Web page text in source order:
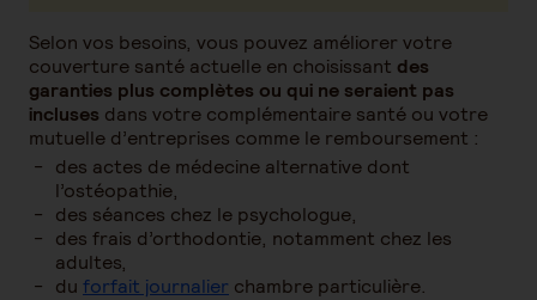
Selon vos besoins, vous pouvez améliorer votre
couverture santé actuelle en choisissant des
garanties plus complètes ou qui ne seraient pas
incluses dans votre complémentaire santé ou votre
mutuelle d’entreprises comme le remboursement :
des actes de médecine alternative dont
l’ostéopathie,
des séances chez le psychologue,
des frais d’orthodontie, notamment chez les
adultes,
du forfait journalier chambre particulière.